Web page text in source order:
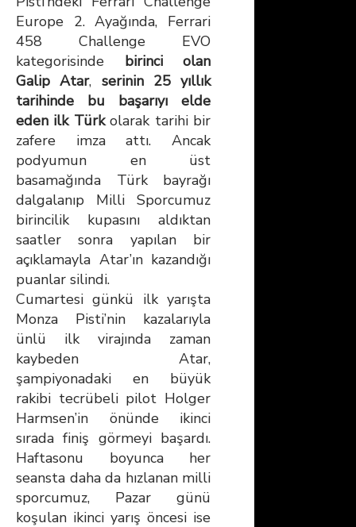
b
ok
e
st
s
A
p
p
e
Europe 2. Ayağında, Ferrari
458 Challenge EVO
kategorisinde birinci olan
Galip Atar, serinin 25 yıllık
tarihinde bu başarıyı elde
eden ilk Türkolarak tarihi bir
zafere imza attı. Ancak
podyumun en üst
basamağında Türk bayrağı
dalgalanıp Milli Sporcumuz
birincilik kupasını aldıktan
saatler sonra yapılan bir
açıklamayla Atar’ın kazandığı
puanlar silindi.
Cumartesi günkü ilk yarışta
Monza Pisti’nin kazalarıyla
ünlü ilk virajında zaman
kaybeden Atar,
şampiyonadaki en büyük
rakibi tecrübeli pilot Holger
Harmsen’in önünde ikinci
sırada finiş görmeyi başardı.
Haftasonu boyunca her
seansta daha da hızlanan milli
sporcumuz, Pazar günü
koşulan ikinci yarış öncesi ise